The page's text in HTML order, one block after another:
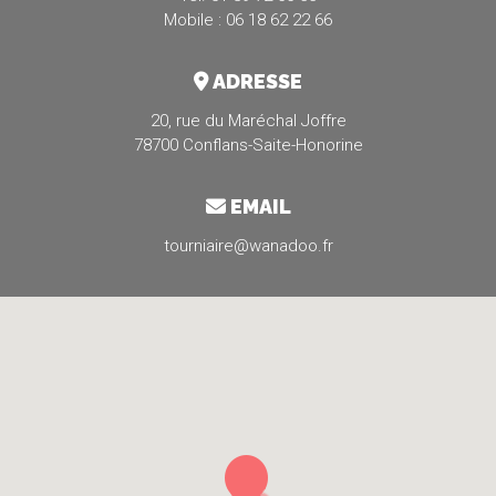
Mobile : 06 18 62 22 66
ADRESSE
20, rue du Maréchal Joffre
78700 Conflans-Saite-Honorine
EMAIL
tourniaire@wanadoo.fr